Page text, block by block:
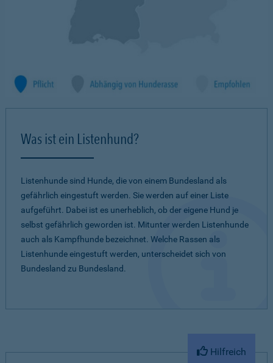
Was ist ein Listenhund?
Listenhunde sind Hunde, die von einem Bundesland als
gefährlich eingestuft werden. Sie werden auf einer Liste
aufgeführt. Dabei ist es unerheblich, ob der eigene Hund je
selbst gefährlich geworden ist. Mitunter werden Listenhunde
auch als Kampfhunde bezeichnet. Welche Rassen als
Listenhunde eingestuft werden, unterscheidet sich von
Bundesland zu Bundesland.
Hilfreich